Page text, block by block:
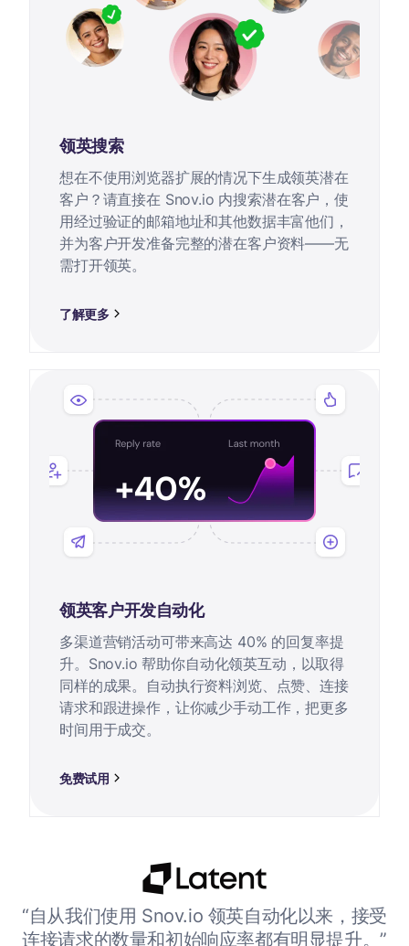
领英搜索
想在不使用浏览器扩展的情况下生成领英潜在
客户？请直接在 Snov.io 内搜索潜在客户，使
用经过验证的邮箱地址和其他数据丰富他们，
并为客户开发准备完整的潜在客户资料——无
需打开领英。
了解更多
领英客户开发自动化
多渠道营销活动可带来高达 40% 的回复率提
升。Snov.io 帮助你自动化领英互动，以取得
同样的成果。自动执行资料浏览、点赞、连接
请求和跟进操作，让你减少手动工作，把更多
时间用于成交。
免费试用
“自从我们使用 Snov.io 领英自动化以来，接受
连接请求的数量和初始响应率都有明显提升。”